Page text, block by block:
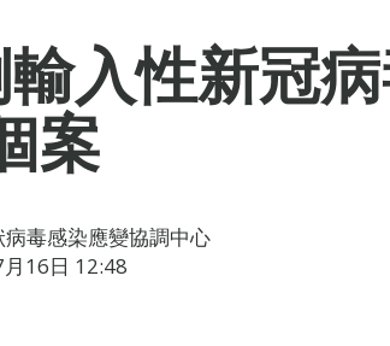
入性新冠
案
病毒感染應變協調中心
16日 12:48